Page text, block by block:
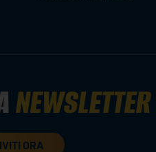
NEWSLETTER
ORA